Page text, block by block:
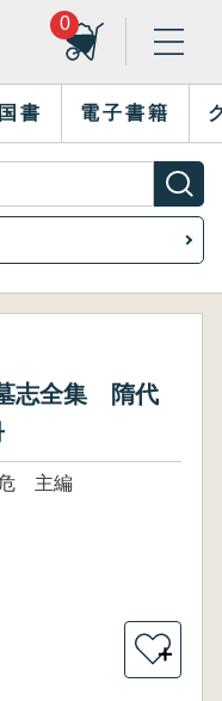
0
書 電子書籍
志全集 隋代
危 主編
＋